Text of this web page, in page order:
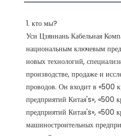
1. кто мы?
Уси Цзяннань Кабельная
национальным ключевым
новых технологий,
производстве, продаже и
проводов. Он входит в «500
предприятий Китая's», «500
предприятий Китая's», «500
машиностроительных